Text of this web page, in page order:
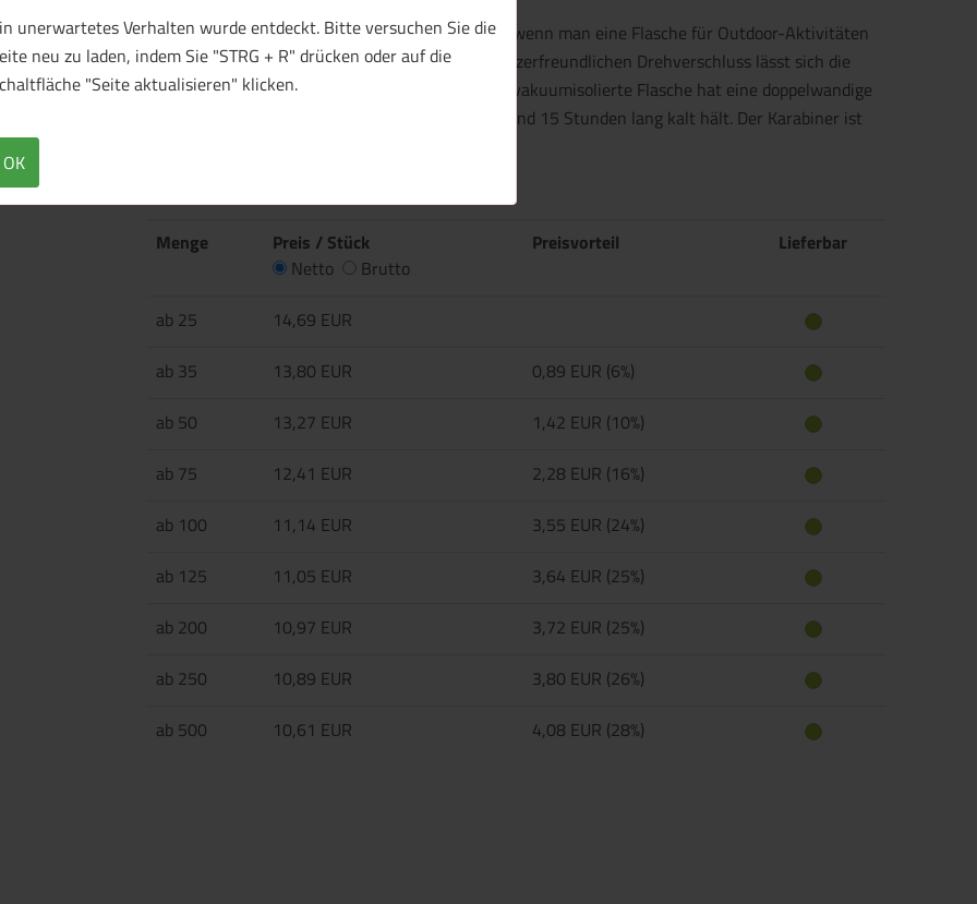
unerwartetes Verhalten wurde entdeckt. Bitte versuchen Sie die
neu zu laden, indem Sie "STRG + R" drücken oder auf die
"Seite aktualisieren" klicken.
OK
Die Atlantic 530 ml Flasche ist die richtige Wahl, wenn man eine Flasche für Outdoor-Aktivitäten
sucht. Mit dem angebrachten Karabiner am benutzerfreundlichen Drehverschluss lässt sich die
Flasche leicht an jedem Rucksack befestigen. Die vakuumisolierte Flasche hat eine doppelwandige
Konstruktion, die Getränke 5 Stunden lang heiß und 15 Stunden lang kalt hält. Der Karabiner ist
Menge
Preis / Stück
Netto
Brutto
Preisvorteil Lieferbar
ab 25
14,69 EUR
ab 35
13,80 EUR
0,89 EUR (6%)
ab 50
13,27 EUR
1,42 EUR (10%)
ab 75
12,41 EUR
2,28 EUR (16%)
ab 100
11,14 EUR
3,55 EUR (24%)
ab 125
11,05 EUR
3,64 EUR (25%)
ab 200
10,97 EUR
3,72 EUR (25%)
ab 250
10,89 EUR
3,80 EUR (26%)
ab 500
10,61 EUR 4,08 EUR (28%)